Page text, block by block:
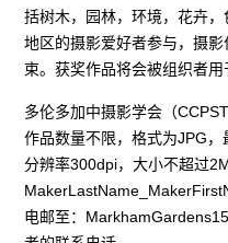
括树木，园林，环境，花卉
地区的摄影爱好者参与，摄
束。获奖作品将会被组织者用
多伦多加中摄影学会（
作品数量不限，格式为JPG，
分辨率300dpi，大小不超过
电邮至：